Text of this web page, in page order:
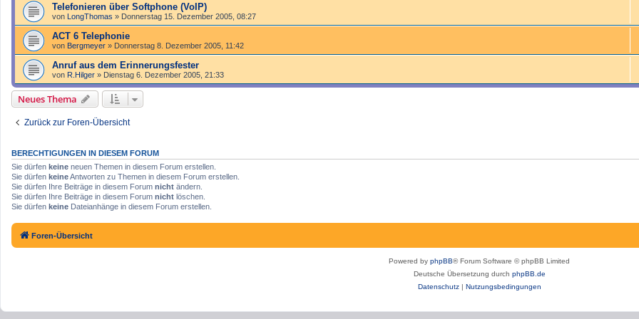
Telefonieren über Softphone (VoIP)
von LongThomas » Donnerstag 15. Dezember 2005, 08:27
ACT 6 Telephonie
von Bergmeyer » Donnerstag 8. Dezember 2005, 11:42
Anruf aus dem Erinnerungsfester
von R.Hilger » Dienstag 6. Dezember 2005, 21:33
Neues Thema
Zurück zur Foren-Übersicht
BERECHTIGUNGEN IN DIESEM FORUM
Sie dürfen keine neuen Themen in diesem Forum erstellen.
Sie dürfen keineAntworten zu Themen in diesem Forum erstellen.
Sie dürfen Ihre Beiträge in diesem Forum nicht ändern.
Sie dürfen Ihre Beiträge in diesem Forum nicht löschen.
Sie dürfen keine Dateianhänge in diesem Forum erstellen.
Foren-Übersicht
Powered by phpBB® Forum Software © phpBB Limited
Deutsche Übersetzung durch phpBB.de
Datenschutz| Nutzungsbedingungen